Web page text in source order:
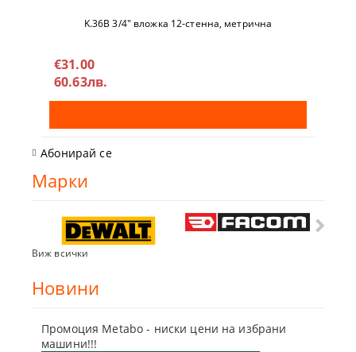
K.36B 3/4" вложкa 12-стeннa, метричнa
€31.00
60.63лв.
Абонирай се
Марки
Виж всички
Новини
Промоция Metabo - ниски цени на избрани
машини!!!